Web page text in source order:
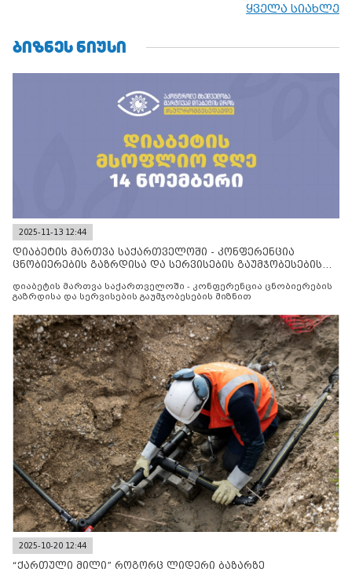
ყველა სიახლე
ᲑᲘᲖᲜᲔᲡ ᲜᲘᲣᲡᲘ
2025-11-13 12:44
დიაბეტის მართვა საქართველოში - კონფერენცია
ცნობიერების გაზრდისა და სერვისების გაუმჯობესების
დიაბეტის მართვა საქართველოში - კონფერენცია ცნობიერების
გაზრდისა და სერვისების გაუმჯობესების მიზნით
2025-10-20 12:44
“ქართული მილი” როგორც ლიდერი ბაზარზე